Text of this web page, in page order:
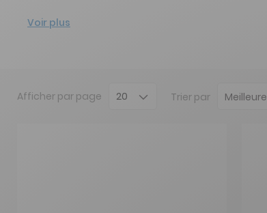
Voir plus
Afficher par page Trier par